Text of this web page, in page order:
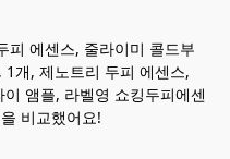
피 에센스, 줄라이미 콜드부
개, 제노트리 두피 에센스,
앰플, 라벨영 쇼킹두피에센
비교했어요!